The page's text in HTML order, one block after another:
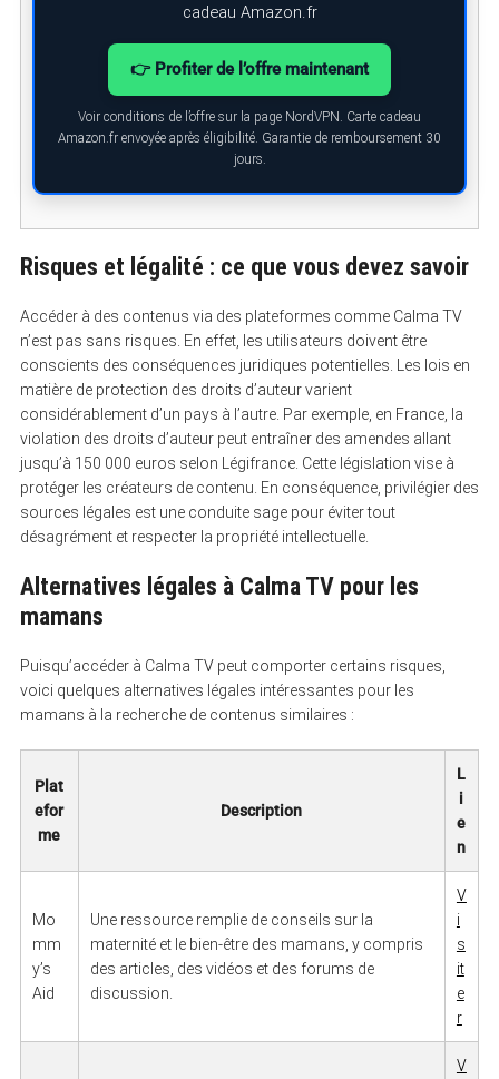
cadeau Amazon.fr
👉 Profiter de l’offre maintenant
Voir conditions de l’offre sur la page NordVPN. Carte cadeau
Amazon.fr envoyée après éligibilité. Garantie de remboursement 30
jours.
Risques et légalité : ce que vous devez savoir
Accéder à des contenus via des plateformes comme Calma TV
n’est pas sans risques. En effet, les utilisateurs doivent être
conscients des conséquences juridiques potentielles. Les lois en
matière de protection des droits d’auteur varient
considérablement d’un pays à l’autre. Par exemple, en France, la
violation des droits d’auteur peut entraîner des amendes allant
jusqu’à 150 000 euros selon Légifrance. Cette législation vise à
protéger les créateurs de contenu. En conséquence, privilégier des
sources légales est une conduite sage pour éviter tout
désagrément et respecter la propriété intellectuelle.
Alternatives légales à Calma TV pour les
mamans
Puisqu’accéder à Calma TV peut comporter certains risques,
voici quelques alternatives légales intéressantes pour les
mamans à la recherche de contenus similaires :
Plat
efor
me
Description
L
i
e
n
Mo
mm
y’s
Aid
Une ressource remplie de conseils sur la
maternité et le bien-être des mamans, y compris
des articles, des vidéos et des forums de
discussion.
V
i
s
it
e
r
V
a
c
h
f
o
: